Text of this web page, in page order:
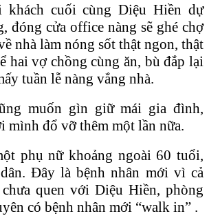
cuối cùng Diệu Hiền dự
đóng cửa office nàng sẽ ghé chợ
nhà làm nóng sốt thật ngon, thật
hai vợ chồng cùng ăn, bù đắp lại
tuần lễ nàng vắng nhà.
muốn gìn giữ mái gia đình,
mình đổ vỡ thêm một lần nữa.
phụ nữ khoảng ngoài 60 tuổi,
Đây là bệnh nhân mới vì cả
quen với Diệu Hiền, phòng
có bệnh nhân mới “walk in” .